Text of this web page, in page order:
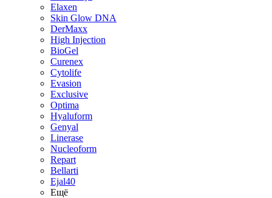
Elaxen
Skin Glow DNA
DerMaxx
High Injection
BioGel
Curenex
Cytolife
Evasion
Exclusive
Optima
Hyaluform
Genyal
Linerase
Nucleoform
Repart
Bellarti
Ejal40
Ещё